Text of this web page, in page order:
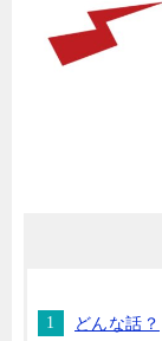
どんな話？